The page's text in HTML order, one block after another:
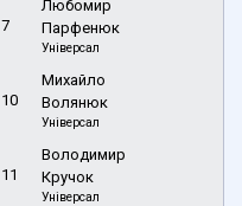
7
Любомир
Парфенюк
Універсал
10
Михайло
Волянюк
Універсал
11
Володимир
Кручок
Універсал